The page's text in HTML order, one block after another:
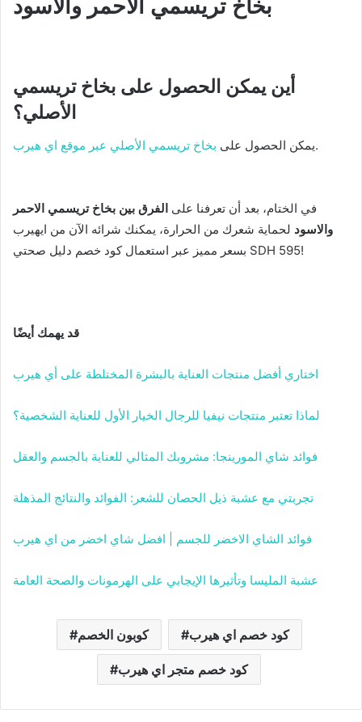
بخاخ تريسمي الاحمر والاسود
أين يمكن الحصول على بخاخ تريسمي
الأصلي؟
يمكن الحصول على بخاخ تريسمي الأصلي عبر موقع اي هيرب .
في الختام، بعد أن تعرفنا على الفرق بين بخاخ تريسمي الاحمر
والاسود لحماية شعرك من الحرارة، يمكنك شرائه الآن من ايهيرب
بسعر مميز عبر استعمال كود خصم دليل صحتي SDH 595!
قد يهمك أيضًا
اختاري أفضل منتجات العناية بالبشرة المختلطة على أي هيرب
لماذا تعتبر منتجات نيفيا للرجال الخيار الأول للعناية الشخصية؟
فوائد شاي المورينجا: مشروبك المثالي للعناية بالجسم والعقل
تجربتي مع عشبة ذيل الحصان للشعر: الفوائد والنتائج المذهلة
فوائد الشاي الاخضر للجسم | افضل شاي اخضر من اي هيرب
عشبة المليسا وتأثيرها الإيجابي على الهرمونات والصحة العامة
كوبون الخصم كود خصم اي هيرب
كود خصم متجر اي هيرب